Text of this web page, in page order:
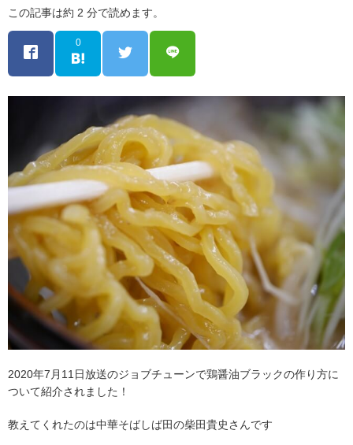
この記事は約 2 分で読めます。
0
2020年7月11日放送のジョブチューンで鶏醤油ブラックの作り方に
ついて紹介されました！
教えてくれたのは中華そばしば田の柴田貴史さんです